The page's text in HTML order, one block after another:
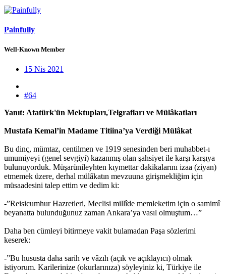
Painfully
Well-Known Member
15 Nis 2021
#64
Yanıt: Atatürk'ün Mektupları,Telgrafları ve Mülâkatları
Mustafa Kemal’in Madame Titiina’ya Verdiği Mülâkat
Bu dinç, mümtaz, centilmen ve 1919 senesinden beri muhabbet-ı
umumiyeyi (genel sevgiyi) kazanmış olan şahsiyet ile karşı karşıya
bulunuyorduk. Müşarünileyhten kıymettar dakikalarını izaa (ziyan)
etmemek üzere, derhal mülâkatın mevzuuna girişmekliğim için
müsaadesini talep ettim ve dedim ki:
-”Reisicumhur Hazretleri, Meclisi millîde memleketim için o samimî
beyanatta bulunduğunuz zaman Ankara’ya vasıl olmuştum…”
Daha ben cümleyi bitirmeye vakit bulamadan Paşa sözlerimi
keserek:
-”Bu hususta daha sarih ve vâzıh (açık ve açıklayıcı) olmak
istiyorum. Karilerinize (okurlarınıza) söyleyiniz ki, Türkiye ile